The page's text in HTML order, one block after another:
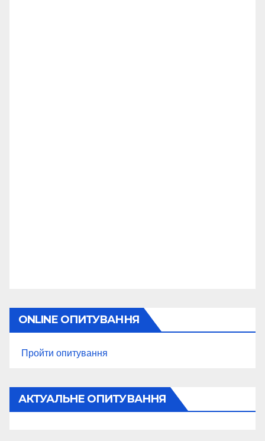
ONLINE ОПИТУВАННЯ
Пройти опитування
АКТУАЛЬНЕ ОПИТУВАННЯ